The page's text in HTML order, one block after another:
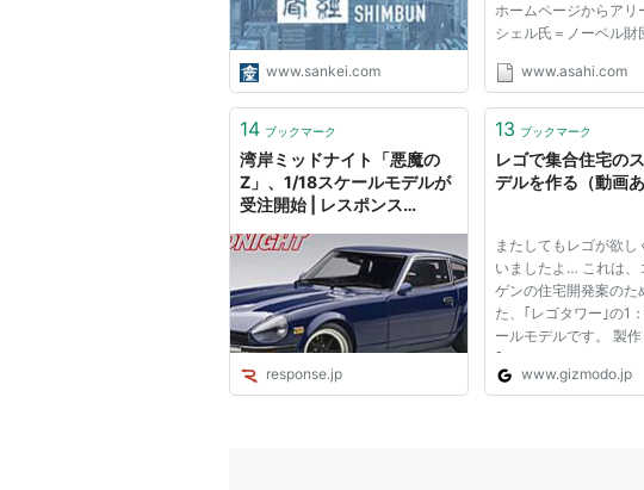
www.sankei.com
ホームページからアリ
シェル氏＝ノーベル財
ージから スウェーデ
学アカデミーは９日、
誉教授のマーティン・
氏（８３）、米スタン
www.asahi.com
14 ブックマーク
湾岸ミッドナイト「悪魔の
Z」、1/18スケールモデルが
受注開始 | レスポンス
response.jp
13 ブックマーク
レゴで集合住宅の
デルを作る（動画あ
またしてもレゴが欲し
いましたよ… これは、
ゲンの住宅開発案のた
た、｢レゴタワー｣の1
ールモデルです。 製
｢Bjarke Ingels Group｣
のレゴを使って、5週間
www.gizmodo.jp